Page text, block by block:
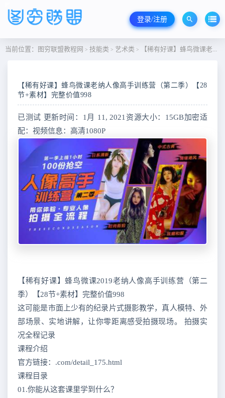
登录/注册
当前位置： 图穷联盟教程网 > 技能类 > 艺术类 > 【稀有好课】蜂鸟微课老纳人像高手训练营（第二季）【28节+素材】完整价值998
【稀有好课】蜂鸟微课老纳人像高手训练营（第二季）【28
节+素材】完整价值998
已测试 更新时间：1月 11, 2021资源大小：15GB加密适
配：视频信息：高清1080P
【稀有好课】蜂鸟微课2019老纳人像高手训练营（第二
季）【28节+素材】完整价值998
这可能是市面上少有的纪录片式摄影教学，真人模特、外
部场景、实地讲解，让你零距离感受拍摄现场。 拍摄实
况全程记录
课程介绍
官方链接：.com/detail_175.html
课程目录
01.你能从这套课里学到什么？